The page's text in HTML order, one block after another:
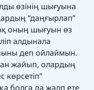
өзінің шығуына
“даңғырлап”
оның шығуын өз
алдынала
деп ойлаймын.
жайып, олардың
көрсетіп”
болса да жалп ете